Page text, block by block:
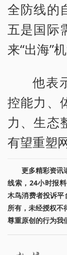
全防线的
五是国际
来“出海”机
他表
控能力、
力、生态
有望重塑
更多精彩资讯
线索，24小时报
木鸟消费者投诉平
所有，未经授权
尊重原创的行为我